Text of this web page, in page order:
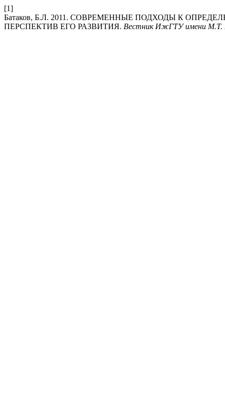
[1]
Батаков, Б.Л. 2011. СОВРЕМЕННЫЕ ПОДХОДЫ К
ПЕРСПЕКТИВ ЕГО РАЗВИТИЯ. Вестник ИжГТУ имени М.Т.